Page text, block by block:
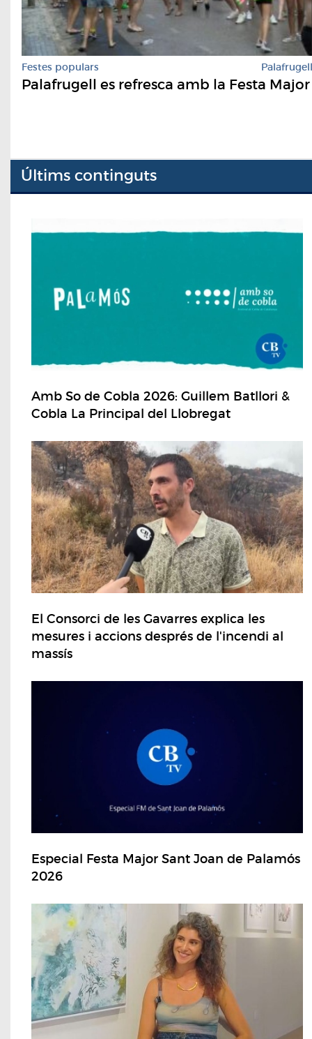
Festes populars Palafrugell
Palafrugell es refresca amb la Festa Major
Últims continguts
Amb So de Cobla 2026: Guillem Batllori &
Cobla La Principal del Llobregat
El Consorci de les Gavarres explica les
mesures i accions després de l'incendi al
massís
Especial Festa Major Sant Joan de Palamós
2026